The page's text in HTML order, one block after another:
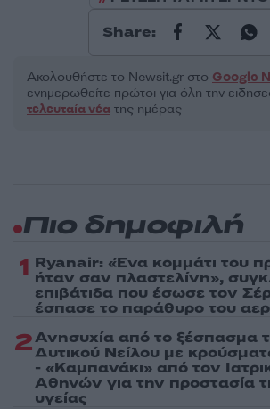
Share:
Ακολουθήστε το Νewsit.gr στο Google
ενημερωθείτε πρώτοι για όλη την
τελευταία νέα της ημέρας
Πιο δημοφιλή
1 Ryanair: «Ένα κομμάτι του
ήταν σαν πλαστελίνη»,
επιβάτιδα που έσωσε τον
έσπασε το παράθυρο του
2Ανησυχία από το ξέσπασμα
Δυτικού Νείλου με
- «Καμπανάκι» από τον
Αθηνών για την προστασία
υγείας